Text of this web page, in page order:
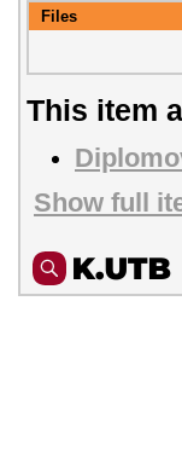
Files
This item
Show full